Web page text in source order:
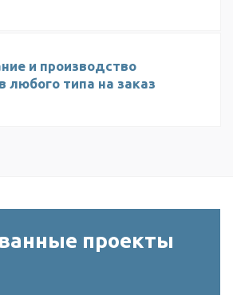
и производство
любого типа на заказ
проекты